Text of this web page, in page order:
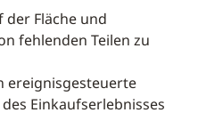
Fläche und
fehlenden Teilen zu
ereignisgesteuerte
Einkaufserlebnisses